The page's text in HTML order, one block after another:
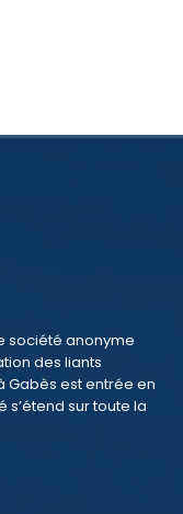
société anonyme
des liants
Gabès est entrée en
s’étend sur toute la